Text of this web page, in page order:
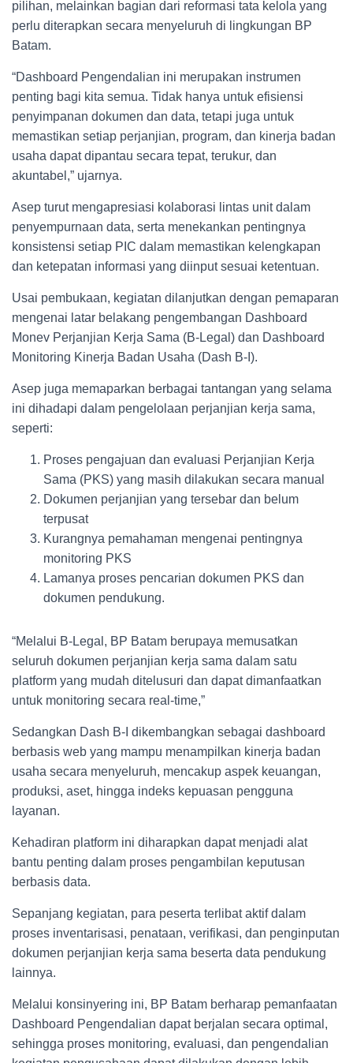
pilihan, melainkan bagian dari reformasi tata kelola yang
perlu diterapkan secara menyeluruh di lingkungan BP
Batam.
“Dashboard Pengendalian ini merupakan instrumen
penting bagi kita semua. Tidak hanya untuk efisiensi
penyimpanan dokumen dan data, tetapi juga untuk
memastikan setiap perjanjian, program, dan kinerja badan
usaha dapat dipantau secara tepat, terukur, dan
akuntabel,” ujarnya.
Asep turut mengapresiasi kolaborasi lintas unit dalam
penyempurnaan data, serta menekankan pentingnya
konsistensi setiap PIC dalam memastikan kelengkapan
dan ketepatan informasi yang diinput sesuai ketentuan.
Usai pembukaan, kegiatan dilanjutkan dengan pemaparan
mengenai latar belakang pengembangan Dashboard
Monev Perjanjian Kerja Sama (B-Legal) dan Dashboard
Monitoring Kinerja Badan Usaha (Dash B-I).
Asep juga memaparkan berbagai tantangan yang selama
ini dihadapi dalam pengelolaan perjanjian kerja sama,
seperti:
Proses pengajuan dan evaluasi Perjanjian Kerja
Sama (PKS) yang masih dilakukan secara manual
⁠Dokumen perjanjian yang tersebar dan belum
terpusat
⁠Kurangnya pemahaman mengenai pentingnya
monitoring PKS
⁠Lamanya proses pencarian dokumen PKS dan
dokumen pendukung.
“Melalui B-Legal, BP Batam berupaya memusatkan
seluruh dokumen perjanjian kerja sama dalam satu
platform yang mudah ditelusuri dan dapat dimanfaatkan
untuk monitoring secara real-time,”
Sedangkan Dash B-I dikembangkan sebagai dashboard
berbasis web yang mampu menampilkan kinerja badan
usaha secara menyeluruh, mencakup aspek keuangan,
produksi, aset, hingga indeks kepuasan pengguna
layanan.
Kehadiran platform ini diharapkan dapat menjadi alat
bantu penting dalam proses pengambilan keputusan
berbasis data.
Sepanjang kegiatan, para peserta terlibat aktif dalam
proses inventarisasi, penataan, verifikasi, dan penginputan
dokumen perjanjian kerja sama beserta data pendukung
lainnya.
Melalui konsinyering ini, BP Batam berharap pemanfaatan
Dashboard Pengendalian dapat berjalan secara optimal,
sehingga proses monitoring, evaluasi, dan pengendalian